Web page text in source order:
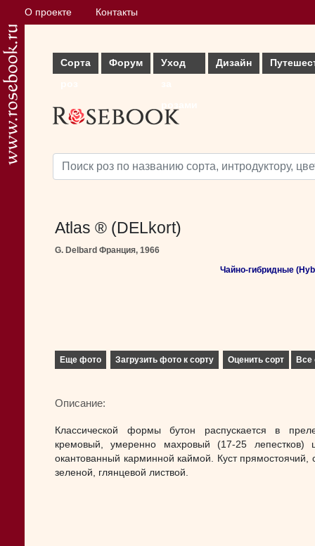
О проекте Контакты
Сорта
Форум
Уход
Дизайн
Atlas ® (DELkort)
G. Delbard Франция, 1966
Чайно-гибридные
Еще фото Загрузить фото к сорту Оценить сорт Все
Описание:
Классической формы бутон распускается в
кремовый, умеренно махровый (17-25 лепестков)
окантованный карминной каймой. Куст прямостоячий,
зеленой, глянцевой листвой.